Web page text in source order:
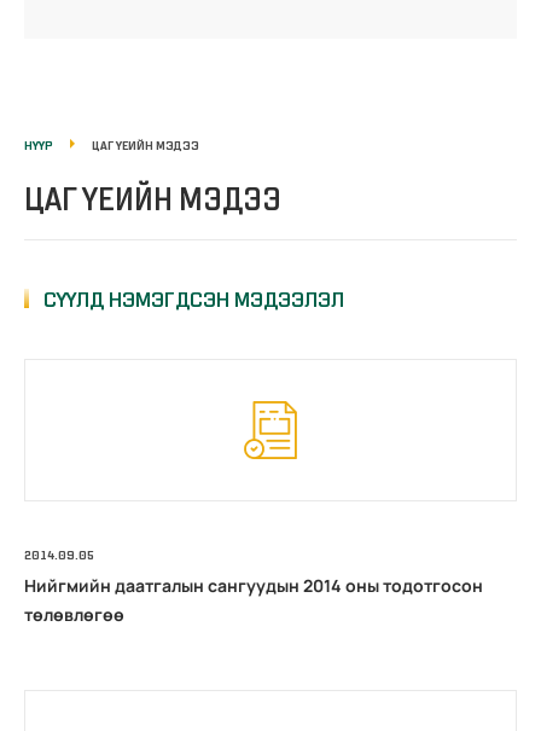
НҮҮР ЦАГ ҮЕИЙН МЭДЭЭ
ЦАГ ҮЕИЙН МЭДЭЭ
СҮҮЛД НЭМЭГДСЭН МЭДЭЭЛЭЛ
2014.09.05
Нийгмийн даатгалын сангуудын 2014 оны тодотгосон
төлөвлөгөө